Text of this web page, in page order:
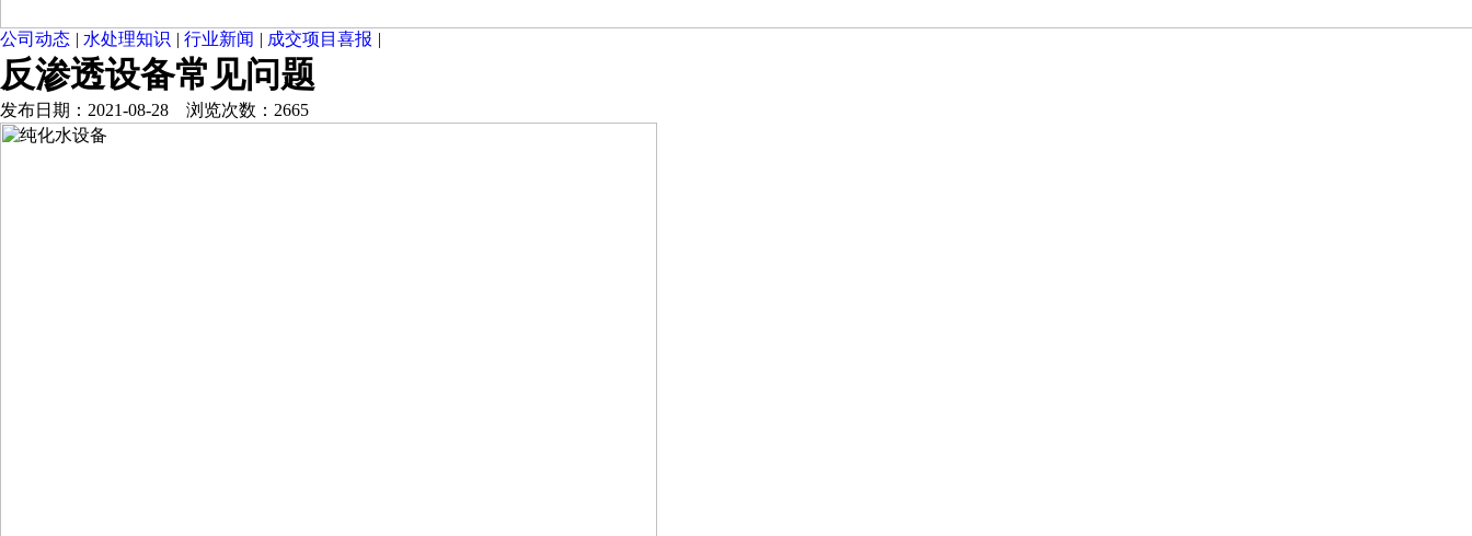
公司动态 | 水处理知识 | 行业新闻 | 成交项目喜报 |
反渗透设备常见问题
发布日期：2021-08-28 浏览次数：2665